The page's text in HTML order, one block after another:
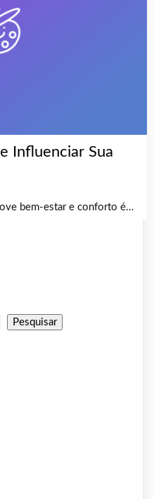
Influenciar Sua
bem-estar e conforto é…
Pesquisar